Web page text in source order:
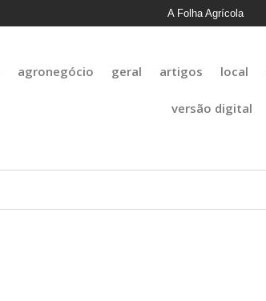
A Folha Agrícola
agronegócio geral artigos local
versão digital